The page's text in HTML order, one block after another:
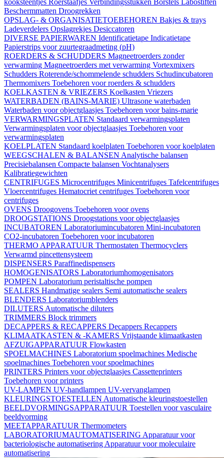
kooksteentjes Roerstaafjes Verbindingsstukken Borstels Labostiften
Beschermmatten Droogrekken
OPSLAG- & ORGANISATIETOEBEHOREN Bakjes & trays
Ladeverdelers Opslagrekjes Desiccatoren
DIVERSE PAPIERWAREN Identificatietape Indicatietape
Papierstrips voor zuurtegraadmeting (pH)
ROERDERS & SCHUDDERS Magneetroerders zonder
verwarming Magneetroerders met verwarming Vortexmixers
Schudders Roterende/schommelende schudders Schudincubatoren
Thermomixers Toebehoren voor roerders & schudders
KOELKASTEN & VRIEZERS Koelkasten Vriezers
WATERBADEN (BAINS-MARIE) Ultrasone waterbaden
Waterbaden voor objectglaasjes Toebehoren voor bains-marie
VERWARMINGSPLATEN Standaard verwarmingsplaten
Verwarmingsplaten voor objectglaasjes Toebehoren voor
verwarmingsplaten
KOELPLATEN Standaard koelplaten Toebehoren voor koelplaten
WEEGSCHALEN & BALANSEN Analytische balansen
Precisiebalansen Compacte balansen Vochtanalysers
Kalibratiegewichten
CENTRIFUGES Microcentrifuges Minicentrifuges Tafelcentrifuges
Vloercentrifuges Hematocriet centrifuges Toebehoren voor
centrifuges
OVENS Droogovens Toebehoren voor ovens
DROOGSTATIONS Droogstations voor objectglaasjes
INCUBATOREN Laboratoriumincubatoren Mini-incubatoren
CO2-incubatoren Toebehoren voor incubatoren
THERMO APPARATUUR Thermostaten Thermocyclers
Verwarmd pincettensysteem
DISPENSERS Paraffinedispensers
HOMOGENISATORS Laboratoriumhomogenisators
POMPEN Laboratorium peristaltische pompen
SEALERS Handmatige sealers Semi automatische sealers
BLENDERS Laboratoriumblenders
DILUTERS Automatische diluters
TRIMMERS Block trimmers
DECAPPERS & RECAPPERS Decappers Recappers
KLIMAATKASTEN & -KAMERS Vrijstaande klimaatkasten
AFZUIGAPPARATUUR Flowkasten
SPOELMACHINES Laboratorium spoelmachines Medische
spoelmachines Toebehoren voor spoelmachines
PRINTERS Printers voor objectglaasjes Cassetteprinters
Toebehoren voor printers
UV-LAMPEN UV-handlampen UV-vervanglampen
KLEURINGSTOESTELLEN Automatische kleuringstoestellen
BEELDVORMINGSAPPARATUUR Toestellen voor vasculaire
beeldvorming
MEETAPPARATUUR Thermometers
LABORATORIUMAUTOMATISERING Apparatuur voor
bacteriologische automatisering Apparatuur voor moleculaire
automatisering